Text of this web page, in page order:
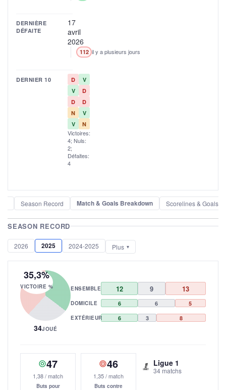
DERNIÈRE
DÉFAITE
17
avril
2026
112 il y a plusieurs jours
DERNIER 10 D
V
V
D
D
D
N
V
V
N
Victoires:
4; Nuls:
2;
Défaites:
4
Season Record Match & Goals Breakdown Scorelines & Goals
SEASON RECORD
2026 2025 2024-2025 Plus
35,3%
VICTOIRE %
34JOUÉ
ENSEMBLE 12 9 13
DOMICILE 6 6 5
EXTÉRIEUR 6 3 8
47
1,38 / match
Buts pour
46
1,35 / match
Buts contre
Ligue 1
34 matchs